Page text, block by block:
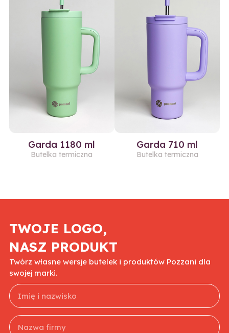
Garda 1180 ml
Butelka termiczna
Garda 710 ml
Butelka termiczna
TWOJE LOGO,
NASZ PRODUKT
Twórz własne wersje butelek i produktów Pozzani dla
swojej marki.